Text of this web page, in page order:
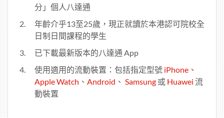
分」個人八達通
年齡介乎13至25歲，現正就讀於本港認可院校全
日制日間課程的學生
已下載最新版本的八達通 App
使用適用的流動裝置：包括指定型號 iPhone、
Apple Watch 、 Android 、 Samsung 或 Huawei 流
動裝置